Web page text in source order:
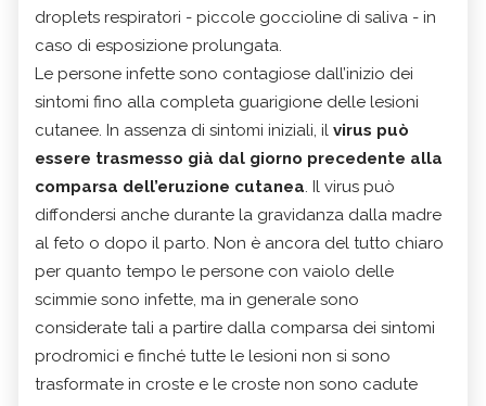
droplets respiratori - piccole goccioline di saliva - in
caso di esposizione prolungata.
Le persone infette sono contagiose dall’inizio dei
sintomi fino alla completa guarigione delle lesioni
cutanee. In assenza di sintomi iniziali, il virus può
essere trasmesso già dal giorno precedente alla
comparsa dell’eruzione cutanea. Il virus può
diffondersi anche durante la gravidanza dalla madre
al feto o dopo il parto. Non è ancora del tutto chiaro
per quanto tempo le persone con vaiolo delle
scimmie sono infette, ma in generale sono
considerate tali a partire dalla comparsa dei sintomi
prodromici e finché tutte le lesioni non si sono
trasformate in croste e le croste non sono cadute